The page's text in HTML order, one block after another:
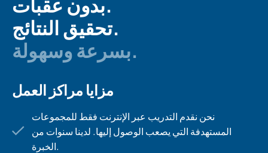
تحقيق النتائج.
بسرعة وسهولة.
مزايا مراكز العمل
نحن نقدم التدريب عبر الإنترنت فقط للمجموعات
المستهدفة التي يصعب الوصول إليها. لدينا سنوات من
الخبرة.